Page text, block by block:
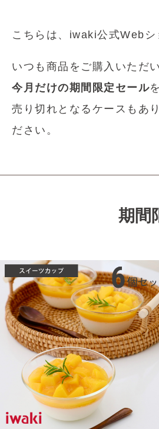
こちらは、iwaki公式Webシ
いつも商品をご購入いただ
今月だけの期間限定セール
売り切れとなるケースもあ
ださい。
期間